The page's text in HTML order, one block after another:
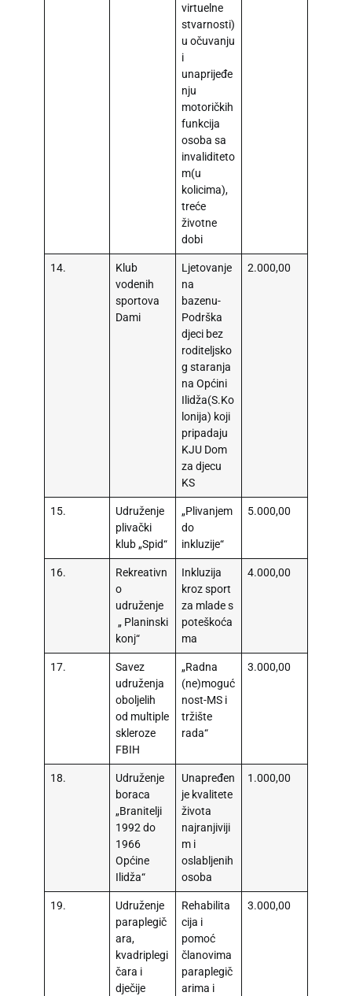
virtuelne
stvarnosti)
u očuvanju
i
unaprijeđe
nju
motoričkih
funkcija
osoba sa
invaliditeto
m(u
kolicima),
treće
životne
dobi
14.
Klub
vodenih
sportova
Dami
Ljetovanje
na
bazenu-
Podrška
djeci bez
roditeljsko
g staranja
na Općini
Ilidža(S.Ko
lonija) koji
pripadaju
KJU Dom
za djecu
KS
2.000,00
15.
Udruženje
plivački
klub „Spid“
„Plivanjem
do
inkluzije“
5.000,00
16.
Rekreativn
o
udruženje
„ Planinski
konj“
Inkluzija
kroz sport
za mlade s
poteškoća
ma
4.000,00
17.
Savez
udruženja
oboljelih
od multiple
skleroze
FBIH
„Radna
(ne)moguć
nost-MS i
tržište
rada“
3.000,00
18.
Udruženje
boraca
„Branitelji
1992 do
1966
Općine
Ilidža“
Unapređen
je kvalitete
života
najranjiviji
m i
oslabljenih
osoba
1.000,00
19.
Udruženje
paraplegič
ara,
kvadriplegi
čara i
dječije
Rehabilita
cija i
pomoć
članovima
paraplegič
arima i
3.000,00